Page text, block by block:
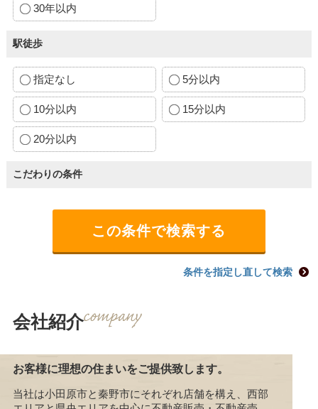
30年以内
駅徒歩
指定なし 5分以内
10分以内 15分以内
20分以内
こだわりの条件
条件を指定し直して検索
会社紹介
お客様に理想の住まいをご提供致します。
当社は小田原市と秦野市にそれぞれ店舗を構え、西部